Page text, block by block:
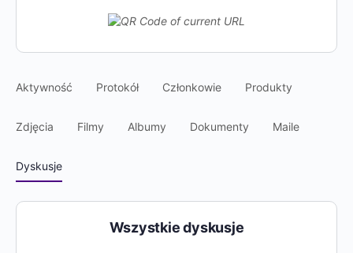
Aktywność Protokół Członkowie Produkty
Zdjęcia Filmy Albumy Dokumenty Maile
Dyskusje
Wszystkie dyskusje